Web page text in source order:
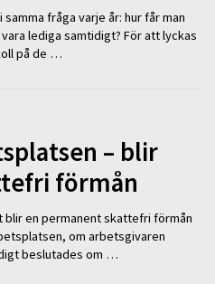
fråga varje år: hur får man
lediga samtidigt? För att lyckas
på de …
– blir
förmån
en permanent skattefri förmån
om arbetsgivaren
beslutades om …